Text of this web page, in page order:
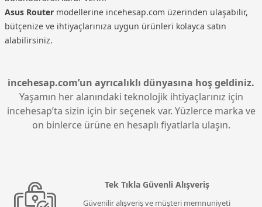
Asus Router modellerine incehesap.com üzerinden ulaşabilir,
bütçenize ve ihtiyaçlarınıza uygun ürünleri kolayca satın
alabilirsiniz.
incehesap.com’un ayrıcalıklı dünyasına hoş geldiniz.
Yaşamın her alanındaki teknolojik ihtiyaçlarınız için
incehesap’ta sizin için bir seçenek var. Yüzlerce marka ve
on binlerce ürüne en hesaplı fiyatlarla ulaşın.
Tek Tıkla Güvenli Alışveriş
Güvenilir alışveriş ve müşteri memnuniyeti